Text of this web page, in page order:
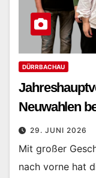
DÜRRBACHAU
Neuwahlen
29. JUNI 2026
Mit großer
nach vorne hat